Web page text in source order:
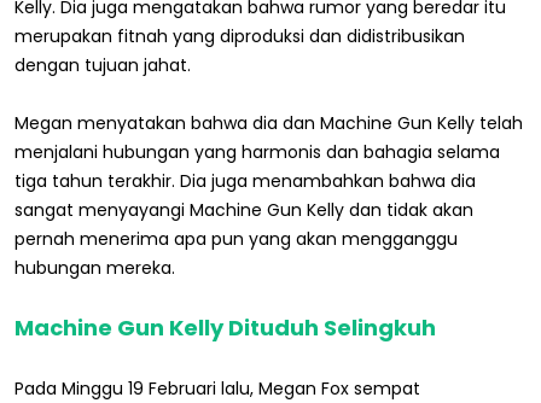
Kelly. Dia juga mengatakan bahwa rumor yang beredar itu
merupakan fitnah yang diproduksi dan didistribusikan
dengan tujuan jahat.
Megan menyatakan bahwa dia dan Machine Gun Kelly telah
menjalani hubungan yang harmonis dan bahagia selama
tiga tahun terakhir. Dia juga menambahkan bahwa dia
sangat menyayangi Machine Gun Kelly dan tidak akan
pernah menerima apa pun yang akan mengganggu
hubungan mereka.
Machine Gun Kelly Dituduh Selingkuh
Pada Minggu 19 Februari lalu, Megan Fox sempat